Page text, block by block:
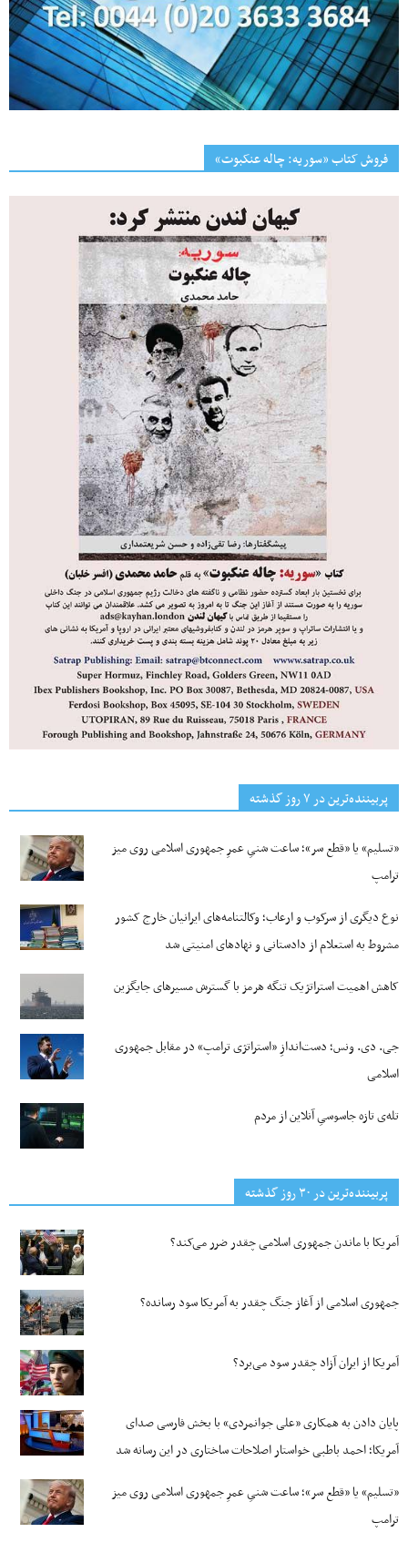
فروش کتاب «سوریه: چاله عنکبوت»
پربیننده‌ترین‌ در ۷ روز گذشته
«تسلیم» یا «قطع سر»؛ ساعت شنیِ عمرِ جمهوری اسلامی روی میز
ترامپ
نوع دیگری از سرکوب و ارعاب؛ وکالتنامه‌های ایرانیان خارج کشور
مشروط به استعلام از دادستانی و نهادهای امنیتی شد
کاهش اهمیت استراتژیک تنگه‌ هرمز با گسترش مسیرهای جایگزین
جی‌. دی. ونس؛ دست‌اندازِ «استراتژی ترامپ» در مقابل جمهوری
اسلامی
تله‌ی تازه جاسوسیِ آنلاین از مردم
پربیننده‌ترین‌ در ۳۰ روز گذشته
آمریکا با ماندن جمهوری اسلامی چقدر ضرر می‌کند؟
جمهوری اسلامی از آغاز جنگ چقدر به آمریکا سود رسانده؟
آمریکا از ایران آزاد چقدر سود می‌برد؟
پایان دادن به همکاری «علی جوانمردی» با بخش فارسی صدای
آمریکا؛ احمد باطبی خواستار اصلاحات ساختاری در این رسانه شد
«تسلیم» یا «قطع سر»؛ ساعت شنیِ عمرِ جمهوری اسلامی روی میز
ترامپ